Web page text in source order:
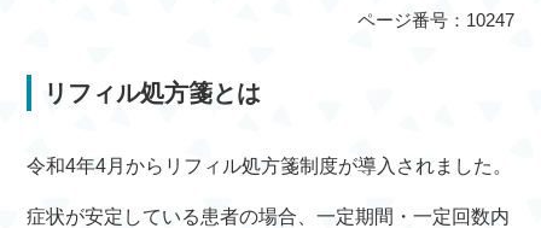
ページ番号：10247
リフィル処方箋とは
令和4年4月からリフィル処方箋制度が導入されました。
症状が安定している患者の場合、一定期間・一定回数内